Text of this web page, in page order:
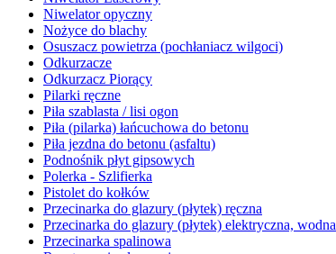
Niwelator opyczny
Nożyce do blachy
Osuszacz powietrza (pochłaniacz wilgoci)
Odkurzacze
Odkurzacz Piorący
Pilarki ręczne
Piła szablasta / lisi ogon
Piła (pilarka) łańcuchowa do betonu
Piła jezdna do betonu (asfaltu)
Podnośnik płyt gipsowych
Polerka - Szlifierka
Pistolet do kołków
Przecinarka do glazury (płytek) ręczna
Przecinarka do glazury (płytek) elektryczna, wodna
Przecinarka spalinowa